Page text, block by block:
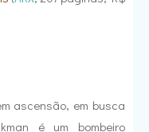
ascensão, em busca
é um bombeiro